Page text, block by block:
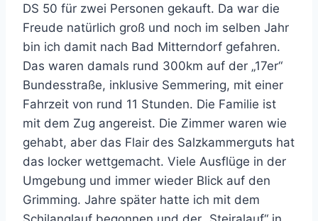
DS 50 für zwei Personen gekauft. Da war die
Freude natürlich groß und noch im selben Jahr
bin ich damit nach Bad Mitterndorf gefahren.
Das waren damals rund 300km auf der „17er“
Bundesstraße, inklusive Semmering, mit einer
Fahrzeit von rund 11 Stunden. Die Familie ist
mit dem Zug angereist. Die Zimmer waren wie
gehabt, aber das Flair des Salzkammerguts hat
das locker wettgemacht. Viele Ausflüge in der
Umgebung und immer wieder Blick auf den
Grimming. Jahre später hatte ich mit dem